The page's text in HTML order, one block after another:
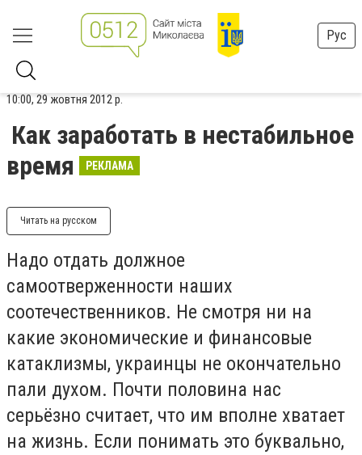
Рус
10:00, 29 жовтня 2012 р.
Как заработать в нестабильное
время
РЕКЛАМА
Читать на русском
Надо отдать должное
самоотверженности наших
соотечественников. Не смотря ни на
какие экономические и финансовые
катаклизмы, украинцы не окончательно
пали духом. Почти половина нас
серьёзно считает, что им вполне хватает
на жизнь. Если понимать это буквально,